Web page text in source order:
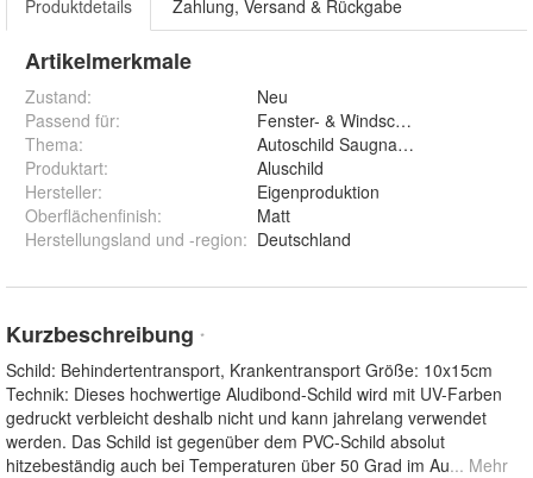
Produktdetails Zahlung, Versand & Rückgabe
Artikelmerkmale
Zustand:
Neu
Passend für:
Fenster- & Windschutzscheibe
Thema:
Autoschild Saugnapf Innenbereich
Produktart:
Aluschild
Hersteller:
Eigenproduktion
Oberflächenfinish:
Matt
Herstellungsland und -region: Deutschland
Kurzbeschreibung *
Schild: Behindertentransport, Krankentransport Größe: 10x15cm
Technik: Dieses hochwertige Aludibond-Schild wird mit UV-Farben
gedruckt verbleicht deshalb nicht und kann jahrelang verwendet
werden. Das Schild ist gegenüber dem PVC-Schild absolut
hitzebeständig auch bei Temperaturen über 50 Grad im Au... Mehr